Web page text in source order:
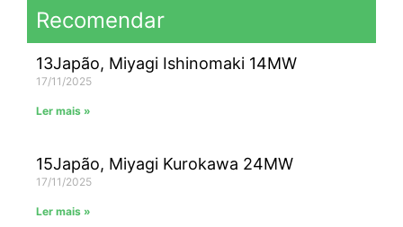
Recomendar
13Japão, Miyagi Ishinomaki 14MW
17/11/2025
Ler mais »
15Japão, Miyagi Kurokawa 24MW
17/11/2025
Ler mais »